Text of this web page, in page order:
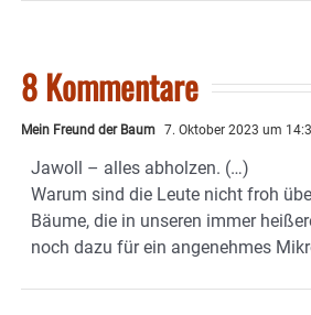
8 Kommentare
Mein Freund der Baum 7. Oktober 2023 um
Jawoll – alles abholzen. (…)
Warum sind die Leute nicht froh
Bäume, die in unseren immer
noch dazu für ein angenehmes